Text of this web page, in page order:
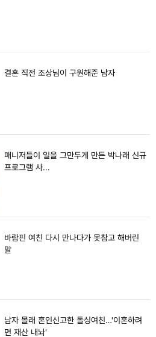
결혼 직전 조상님이 구원해준 남자
매니저들이 일을 그만두게 만든 박나래 신규
프로그램 사...
바람핀 여친 다시 만나다가 못참고 해버린
말
남자 몰래 혼인신고한 돌싱여친…'이혼하려
면 재산 내놔'